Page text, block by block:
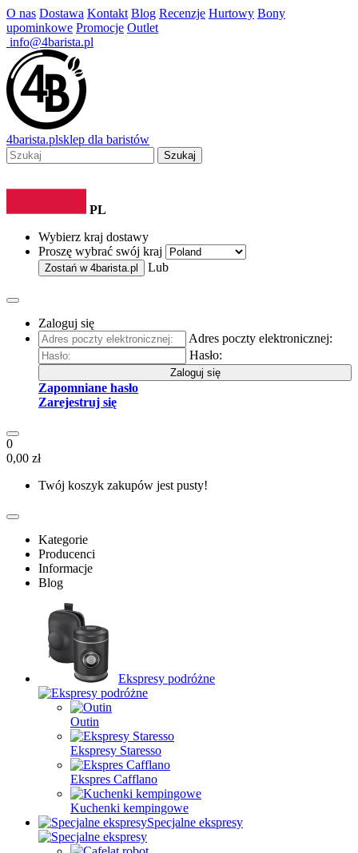
O nas Dostawa Kontakt Blog Recenzje Hurtowy Bony
upominkowe Promocje Outlet
info@4barista.pl
4barista.plsklep dla baristów
Szukaj
PL
Wybierz kraj dostawy
Proszę wybrać swój kraj
Zostań w 4barista.pl Lub
Zaloguj się
Adres poczty elektronicznej:
Hasło:
Zaloguj się
Zapomniane hasło
Zarejestruj się
0
0,00 zł
Twój koszyk zakupów jest pusty!
Kategorie
Producenci
Informacje
Blog
Ekspresy podróżne
Outin
Ekspresy Staresso
Ekspres Cafflano
Kuchenki kempingowe
Specjalne ekspresy